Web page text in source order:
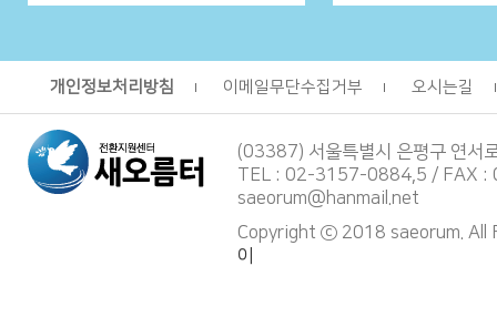
개인정보처리방침 이메일무단수집거부 오시는길
(03387) 서울특별시 은평구 연서
TEL : 02-3157-0884,5 / FAX :
saeorum@hanmail.net
Copyright ⓒ 2018 saeorum. All
이